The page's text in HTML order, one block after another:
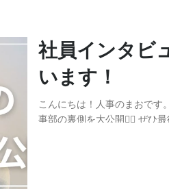
社員インタビ
います！
こんにちは！人事のまおです
事部の裏側を大公開🙆‍♀️ ぜひ最